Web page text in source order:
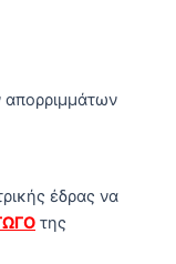
απορριμμάτων
έδρας να
της